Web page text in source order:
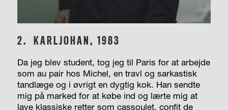
2. KARLJOHAN, 1983
Da jeg blev student, tog jeg til Paris for at arbejde
som au pair hos Michel, en travl og sarkastisk
tandlæge og i øvrigt en dygtig kok. Han sendte
mig på marked for at købe ind og lærte mig at
lave klassiske retter som cassoulet, confit de